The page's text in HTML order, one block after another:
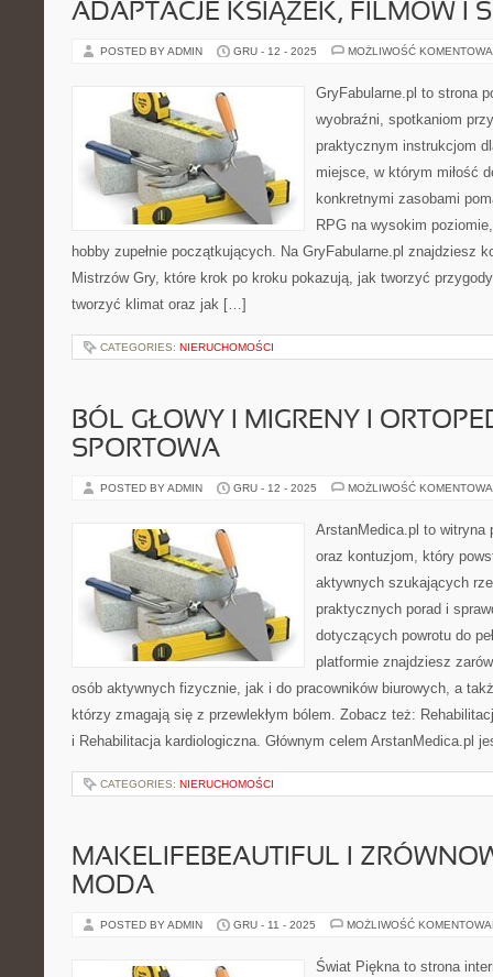
ADAPTACJE KSIĄŻEK, FILMÓW I
POSTED BY ADMIN GRU - 12 - 2025 MOŻLIWOŚĆ
GryFabularne.pl to strona
wyobraźni, spotkaniom
praktycznym instrukcjom
miejsce, w którym miłość
konkretnymi zasobami
RPG na wysokim
hobby zupełnie początkujących. Na GryFabularne.pl znajdziesz
Mistrzów Gry, które krok po kroku pokazują, jak tworzyć
tworzyć klimat oraz jak […]
CATEGORIES: NIERUCHOMOŚCI
BÓL GŁOWY I MIGRENY I
SPORTOWA
POSTED BY ADMIN GRU - 12 - 2025 MOŻLIWOŚĆ
ArstanMedica.pl to witryna
oraz kontuzjom, który
aktywnych szukających
praktycznych porad i
dotyczących powrotu do
platformie znajdziesz
osób aktywnych fizycznie, jak i do pracowników biurowych, a
którzy zmagają się z przewlekłym bólem. Zobacz też:
i Rehabilitacja kardiologiczna. Głównym celem ArstanMedica.pl
CATEGORIES: NIERUCHOMOŚCI
MAKELIFEBEAUTIFUL I
MODA
POSTED BY ADMIN GRU - 11 - 2025 MOŻLIWOŚĆ
Świat Piękna to strona